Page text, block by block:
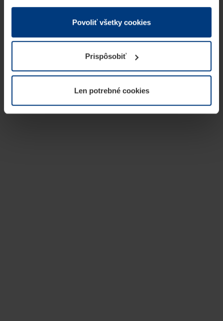
v rámci Vášho využívania služieb.
Z právneho hľadiska môžeme cookies ukladať na Vašom
prevádzku tejto stránky. Pre všetky ostatné typy cookie
potrebujeme Vaše povolenie. Vaše povolenie môžete
kedykoľvek zmeniť alebo odvolať vo vysvetlení cookie
našej webovej stránky.
Povoliť všetky cookies
Prispôsobiť
Len potrebné cookies